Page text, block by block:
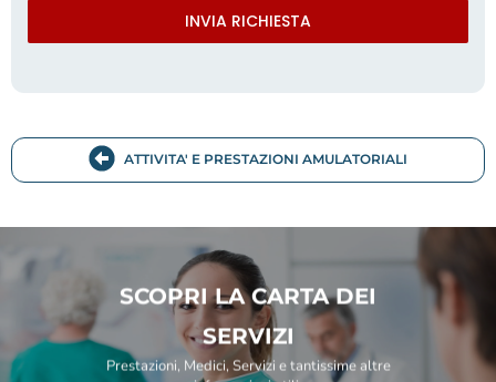
INVIA RICHIESTA
ATTIVITA' E PRESTAZIONI AMULATORIALI
SCOPRI LA CARTA DEI
SERVIZI
Prestazioni, Medici, Servizi e tantissime altre